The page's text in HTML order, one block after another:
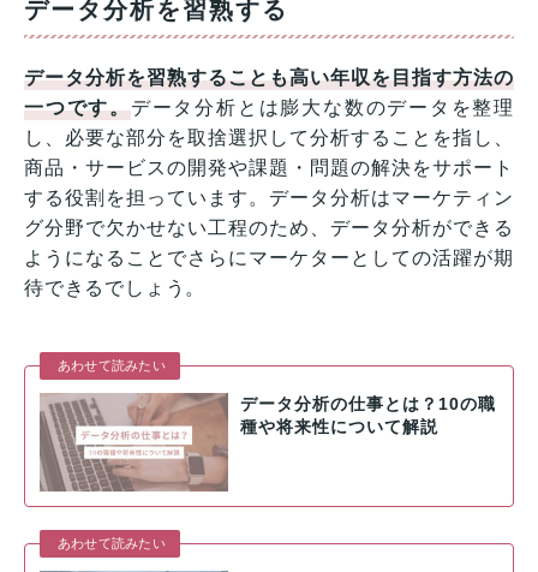
データ分析を習熟する
データ分析を習熟することも高い年収を目指す方法の
一つです。データ分析とは膨大な数のデータを整理
し、必要な部分を取捨選択して分析することを指し、
商品・サービスの開発や課題・問題の解決をサポート
する役割を担っています。データ分析はマーケティン
グ分野で欠かせない工程のため、データ分析ができる
ようになることでさらにマーケターとしての活躍が期
待できるでしょう。
あわせて読みたい
データ分析の仕事とは？10の職
種や将来性について解説
あわせて読みたい